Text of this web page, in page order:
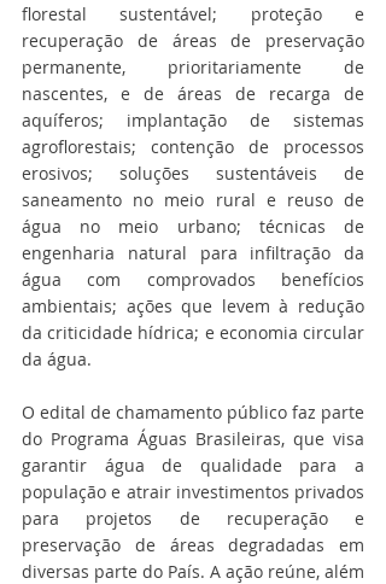
florestal sustentável; proteção e
recuperação de áreas de preservação
permanente, prioritariamente de
nascentes, e de áreas de recarga de
aquíferos; implantação de sistemas
agroflorestais; contenção de processos
erosivos; soluções sustentáveis de
saneamento no meio rural e reuso de
água no meio urbano; técnicas de
engenharia natural para infiltração da
água com comprovados benefícios
ambientais; ações que levem à redução
da criticidade hídrica; e economia circular
da água.
O edital de chamamento público faz parte
do Programa Águas Brasileiras, que visa
garantir água de qualidade para a
população e atrair investimentos privados
para projetos de recuperação e
preservação de áreas degradadas em
diversas parte do País. A ação reúne, além